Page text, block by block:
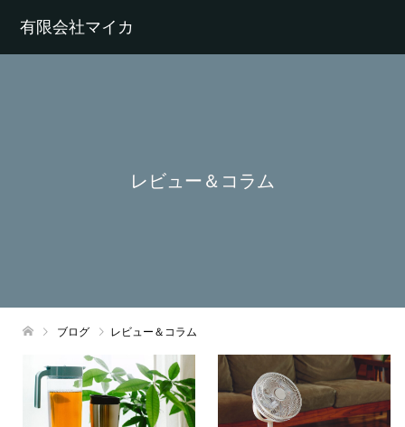
有限会社マイカ
レビュー＆コラム
ブログ レビュー＆コラム